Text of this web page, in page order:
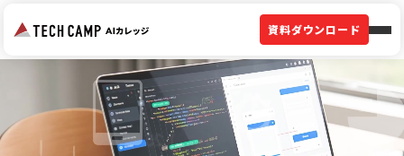
資料ダウンロード